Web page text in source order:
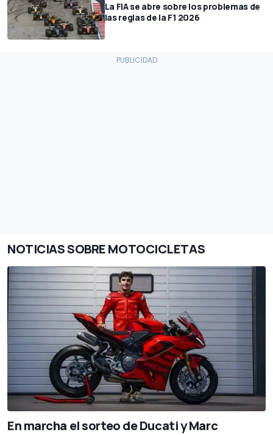
La FIA se abre sobre los problemas de
las reglas de la F1 2026
NOTICIAS SOBRE MOTOCICLETAS
En marcha el sorteo de Ducati y Marc